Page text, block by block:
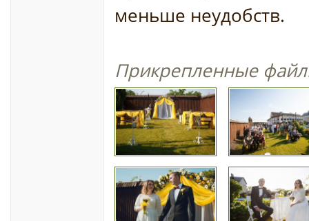
меньше неудобств.
Прикрепленные